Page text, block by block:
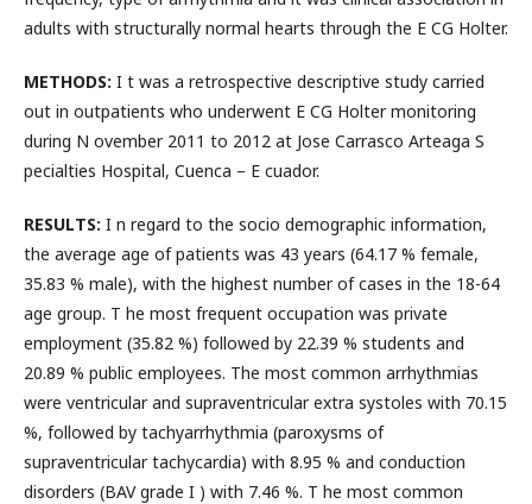
adults with structurally normal hearts through the E CG Holter.
METHODS: I t was a retrospective descriptive study carried
out in outpatients who underwent E CG Holter monitoring
during N ovember 2011 to 2012 at Jose Carrasco Arteaga S
pecialties Hospital, Cuenca – E cuador.
RESULTS: I n regard to the socio demographic information,
the average age of patients was 43 years (64.17 % female,
35.83 % male), with the highest number of cases in the 18-64
age group. T he most frequent occupation was private
employment (35.82 %) followed by 22.39 % students and
20.89 % public employees. The most common arrhythmias
were ventricular and supraventricular extra systoles with 70.15
%, followed by tachyarrhythmia (paroxysms of
supraventricular tachycardia) with 8.95 % and conduction
disorders (BAV grade I ) with 7.46 %. T he most common